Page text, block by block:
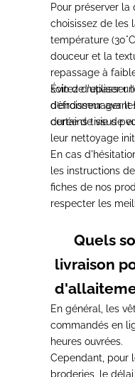
Pour préserver la
choisissez de les
température
douceur et la
repassage à
soin de repasser
d’endommager
durée de vie de
Évitez d'utiliser
défroisseur avant
certains tissus
leur nettoyage
En cas
les instructions
fiches de nos
respecter les
Quels
livraison
En général, les
commandés en
heures ouvrées.
Cependant, pour
broderies,
le